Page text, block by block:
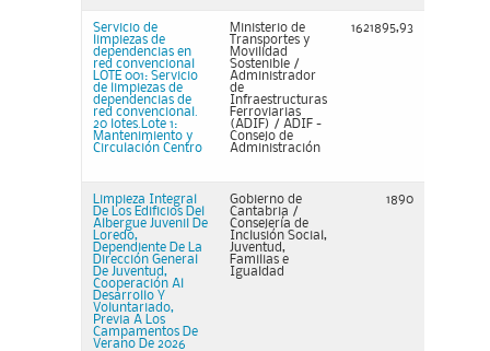
Servicio de
limpiezas de
dependencias en
red convencional
LOTE 001: Servicio
de limpiezas de
dependencias de
red convencional.
20 lotes.Lote 1:
Mantenimiento y
Circulación Centro
Ministerio de
Transportes y
Movilidad
Sostenible /
Administrador
de
Infraestructuras
Ferroviarias
(ADIF) / ADIF -
Consejo de
Administración
1621895,93
Limpieza Integral
De Los Edificios Del
Albergue Juvenil De
Loredo,
Dependiente De La
Dirección General
De Juventud,
Cooperación Al
Desarrollo Y
Voluntariado,
Previa A Los
Campamentos De
Verano De 2026
Gobierno de
Cantabria /
Consejería de
Inclusión Social,
Juventud,
Familias e
Igualdad
1890